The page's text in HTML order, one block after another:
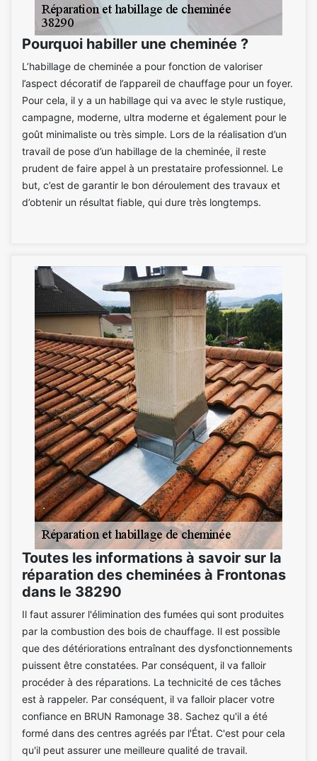
Pourquoi habiller une cheminée ?
L’habillage de cheminée a pour fonction de valoriser
l’aspect décoratif de l’appareil de chauffage pour un foyer.
Pour cela, il y a un habillage qui va avec le style rustique,
campagne, moderne, ultra moderne et également pour le
goût minimaliste ou très simple. Lors de la réalisation d’un
travail de pose d’un habillage de la cheminée, il reste
prudent de faire appel à un prestataire professionnel. Le
but, c’est de garantir le bon déroulement des travaux et
d’obtenir un résultat fiable, qui dure très longtemps.
Toutes les informations à savoir sur la
réparation des cheminées à Frontonas
dans le 38290
Il faut assurer l'élimination des fumées qui sont produites
par la combustion des bois de chauffage. Il est possible
que des détériorations entraînant des dysfonctionnements
puissent être constatées. Par conséquent, il va falloir
procéder à des réparations. La technicité de ces tâches
est à rappeler. Par conséquent, il va falloir placer votre
confiance en BRUN Ramonage 38. Sachez qu'il a été
formé dans des centres agréés par l'État. C'est pour cela
qu'il peut assurer une meilleure qualité de travail.